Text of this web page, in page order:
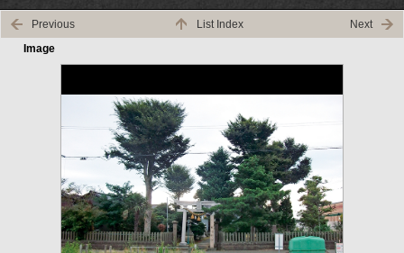
Previous List Index
Next
Image